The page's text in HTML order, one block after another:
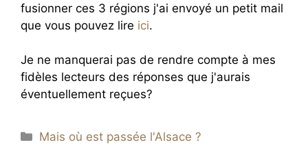
fusionner ces 3 régions j'ai envoyé un petit mail
que vous pouvez lire ici.
Je ne manquerai pas de rendre compte à mes
fidèles lecteurs des réponses que j'aurais
éventuellement reçues?
Catégories
Mais où est passée l'Alsace ?